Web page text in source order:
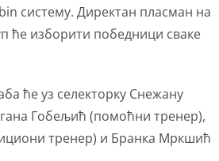
систему. Директан пласман на
ће изборити победници сваке
ће уз селекторку Снежану
Гобељић (помоћни тренер),
тренер) и Бранка Мркшић